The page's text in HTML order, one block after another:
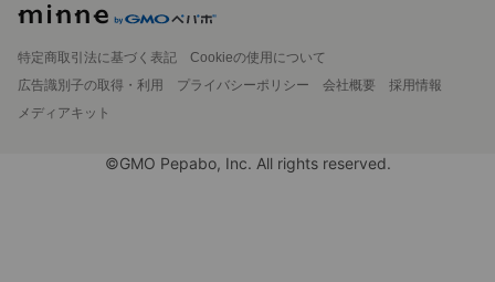
特定商取引法に基づく表記
Cookieの使用について
広告識別子の取得・利用
プライバシーポリシー 会社概要
採用情報
メディアキット
©GMO Pepabo, Inc. All rights reserved.